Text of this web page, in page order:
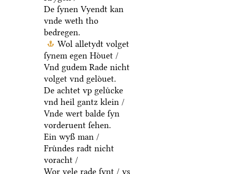
De ſynen Vyendt kan
vnde weth tho
bedregen.
Wol alletydt volget
ſynem egen Hoͤuet /
Vnd gudem Rade nicht
volget vnd geloͤuet.
De achtet vp geluͤcke
vnd heil gantz klein /
Vnde wert balde ſyn
vorderuent ſehen.
Ein wyß man /
Fruͤndes radt nicht
voracht /
Wor vele rade ſynt / ys